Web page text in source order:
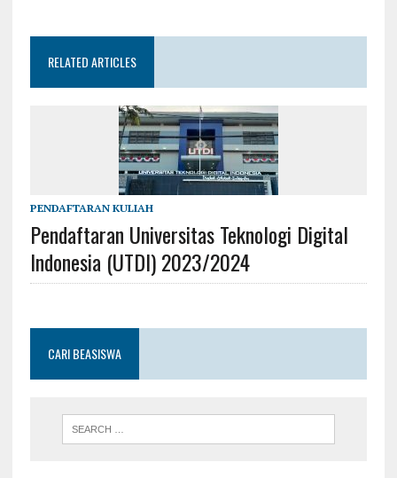
RELATED ARTICLES
PENDAFTARAN KULIAH
Pendaftaran Universitas Teknologi Digital
Indonesia (UTDI) 2023/2024
CARI BEASISWA